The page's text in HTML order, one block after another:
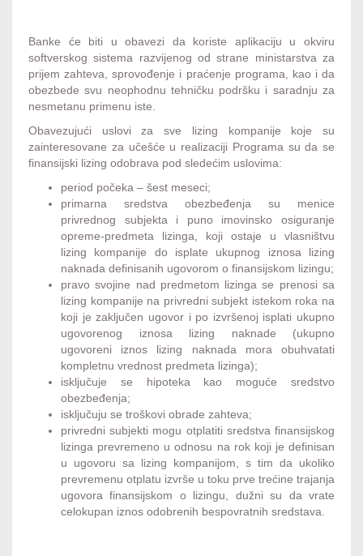
Banke će biti u obavezi da koriste aplikaciju u okviru
softverskog sistema razvijenog od strane ministarstva za
prijem zahteva, sprovođenje i praćenje programa, kao i da
obezbede svu neophodnu tehničku podršku i saradnju za
nesmetanu primenu iste.
Obavezujući uslovi za sve lizing kompanije koje su
zainteresovane za učešće u realizaciji Programa su da se
finansijski lizing odobrava pod sledećim uslovima:
period počeka – šest meseci;
primarna sredstva obezbeđenja su menice
privrednog subjekta i puno imovinsko osiguranje
opreme-predmeta lizinga, koji ostaje u vlasništvu
lizing kompanije do isplate ukupnog iznosa lizing
naknada definisanih ugovorom o finansijskom lizingu;
pravo svojine nad predmetom lizinga se prenosi sa
lizing kompanije na privredni subjekt istekom roka na
koji je zaključen ugovor i po izvršenoj isplati ukupno
ugovorenog iznosa lizing naknade (ukupno
ugovoreni iznos lizing naknada mora obuhvatati
kompletnu vrednost predmeta lizinga);
isključuje se hipoteka kao moguće sredstvo
obezbeđenja;
isključuju se troškovi obrade zahteva;
privredni subjekti mogu otplatiti sredstva finansijskog
lizinga prevremeno u odnosu na rok koji je definisan
u ugovoru sa lizing kompanijom, s tim da ukoliko
prevremenu otplatu izvrše u toku prve trećine trajanja
ugovora finansijskom o lizingu, dužni su da vrate
celokupan iznos odobrenih bespovratnih sredstava.